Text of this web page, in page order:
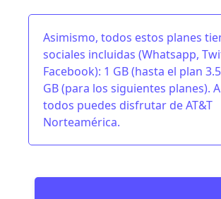
Asimismo, todos estos planes
sociales incluidas (Whatsapp,
Facebook): 1 GB (hasta el plan
GB (para los siguientes planes).
todos puedes disfrutar de AT&T
Norteamérica.